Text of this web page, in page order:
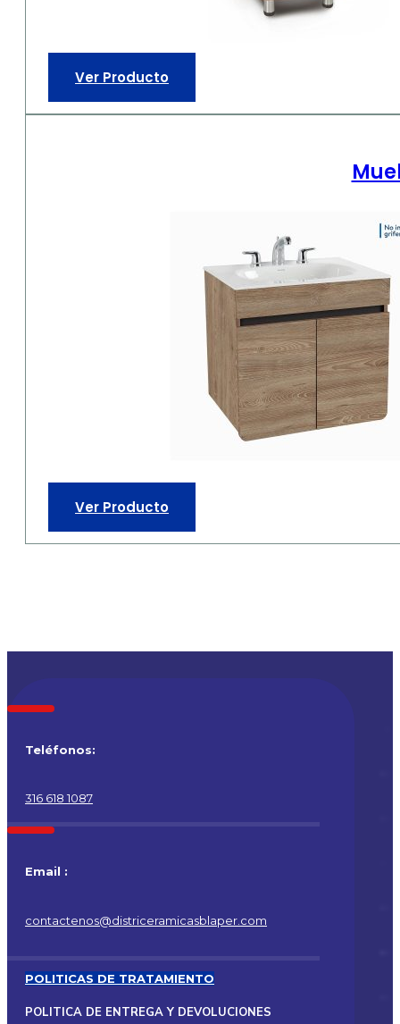
Ver Producto
Ver Producto
Teléfonos:
316 618 1087
Email :
contactenos@districeramicasblaper.com
POLITICAS DE TRATAMIENTO
POLITICA DE ENTREGA Y DEVOLUCIONES